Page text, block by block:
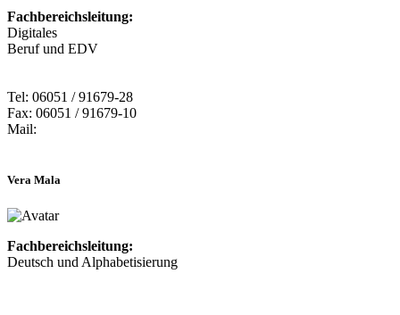
Fachbereichsleitung:
Digitales
Beruf und EDV
Tel: 06051 / 91679-28
Fax: 06051 / 91679-10
Mail:
Vera Mala
Fachbereichsleitung:
Deutsch und Alphabetisierung